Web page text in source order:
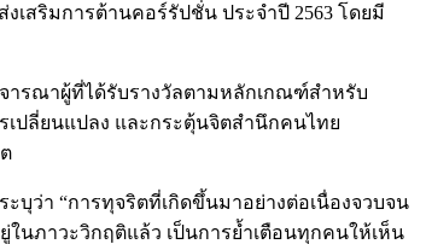
เสริมการต้านคอร์รัปชั่น ประจำปี 2563 โดยมี
รณาผู้ที่ได้รับรางวัลตามหลักเกณฑ์สำหรับ
ปลี่ยนแปลง และกระตุ้นจิตสำนึกคนไทย
ว่า “การทุจริตที่เกิดขึ้นมาอย่างต่อเนื่องจวบจน
นภาวะวิกฤติแล้ว เป็นการย้ำเตือนทุกคนให้เห็น